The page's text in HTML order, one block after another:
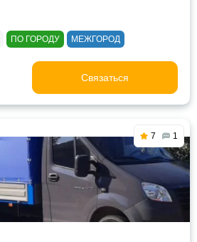
ПО ГОРОДУ МЕЖГОРОД
Связаться
7 1